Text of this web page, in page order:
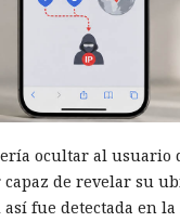
ocultar al usuario
de revelar su
fue detectada en